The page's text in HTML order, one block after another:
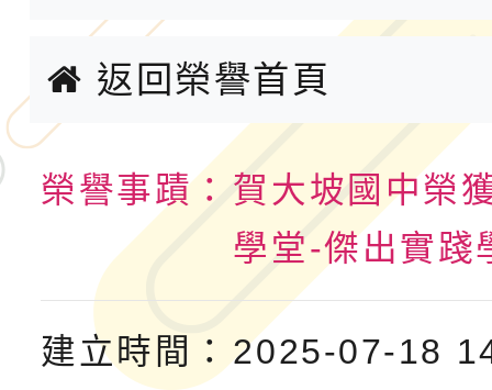
共運輸服務，鼓勵民眾
桃「我的減碳存摺2.0
案，詳如說明，請參閱
115年第二屆全國原住
2026年新北亞洲盃暨
鐵人三項錦標賽
桃園市115學年度學生
「2026年『王牌愛／
運動系列徵選頒獎典禮
成果展」
2026城鎮韌性防空演習
桃園市大溪自造教育及
返回榮譽首頁
榮譽事蹟： 賀大坡國中榮
學堂-傑出實踐
建立時間： 2025-07-18